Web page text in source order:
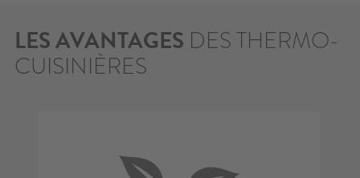
LES AVANTAGES DES THERMO-
CUISINIÈRES